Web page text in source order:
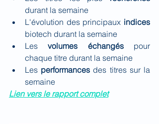
durant la semaine
L'évolution des principaux
biotech durant la semaine
Les volumes échangés pour
chaque titre durant la semaine
Les performances des titres sur la
semaine
Lien vers le rapport complet